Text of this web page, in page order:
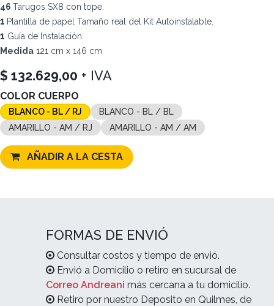
46 Tarugos SX8 con tope.
1 Plantilla de papel Tamaño real del Kit Autoinstalable.
1 Guía de Instalación.
Medida 121 cm x 146 cm
$ 132.629,00 + IVA
COLOR CUERPO
BLANCO - BL / RJ
BLANCO - BL / BL
AMARILLO - AM / RJ
AMARILLO - AM / AM
AÑADIR A LA CESTA
FORMAS DE ENVIÓ
Consultar costos y tiempo de envió.
Envió a Domicilio o retiro en sucursal de
Correo Andreani más cercana a tu domicilio.
Retiro por nuestro Deposito en Quilmes, de